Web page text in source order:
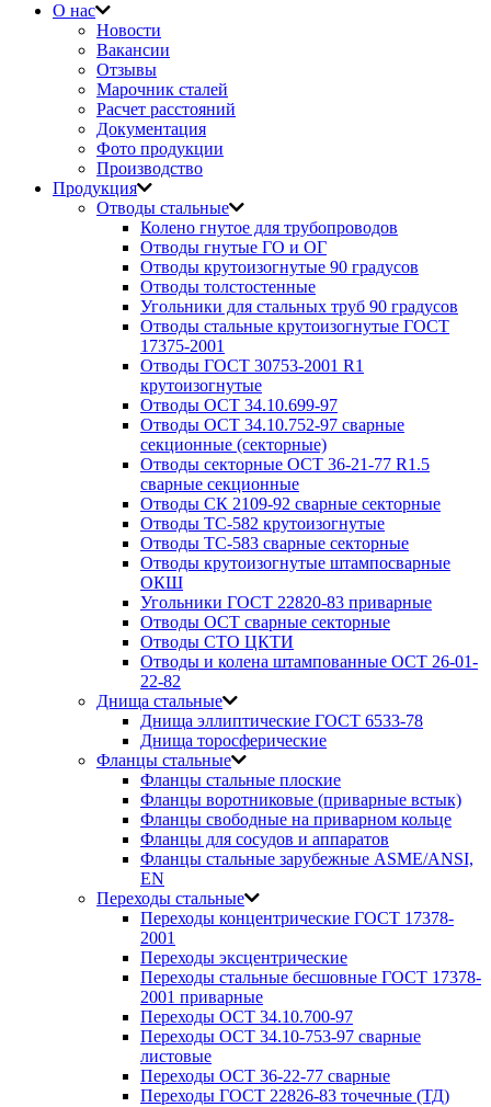
О нас
Новости
Вакансии
Отзывы
Марочник сталей
Расчет расстояний
Документация
Фото продукции
Производство
Продукция
Отводы стальные
Колено гнутое для трубопроводов
Отводы гнутые ГО и ОГ
Отводы крутоизогнутые 90 градусов
Отводы толстостенные
Угольники для стальных труб 90 градусов
Отводы стальные крутоизогнутые ГОСТ
17375-2001
Отводы ГОСТ 30753-2001 R1
крутоизогнутые
Отводы ОСТ 34.10.699-97
Отводы ОСТ 34.10.752-97 сварные
секционные (секторные)
Отводы секторные ОСТ 36-21-77 R1.5
сварные секционные
Отводы СК 2109-92 сварные секторные
Отводы ТС-582 крутоизогнутые
Отводы ТС-583 сварные секторные
Отводы крутоизогнутые штампосварные
ОКШ
Угольники ГОСТ 22820-83 приварные
Отводы ОСТ сварные секторные
Отводы СТО ЦКТИ
Отводы и колена штампованные ОСТ 26-01-
22-82
Днища стальные
Днища эллиптические ГОСТ 6533-78
Днища торосферические
Фланцы стальные
Фланцы стальные плоские
Фланцы воротниковые (приварные встык)
Фланцы свободные на приварном кольце
Фланцы для сосудов и аппаратов
Фланцы стальные зарубежные ASME/ANSI,
EN
Переходы стальные
Переходы концентрические ГОСТ 17378-
2001
Переходы эксцентрические
Переходы стальные бесшовные ГОСТ 17378-
2001 приварные
Переходы ОСТ 34.10.700-97
Переходы ОСТ 34.10-753-97 сварные
листовые
Переходы ОСТ 36-22-77 сварные
Переходы ГОСТ 22826-83 точечные (ТД)